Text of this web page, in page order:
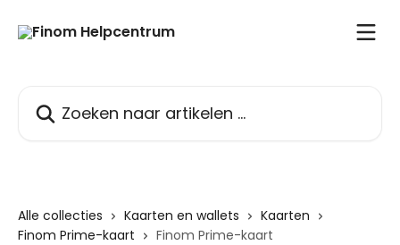
Alle collecties Kaarten en wallets
Kaarten
Finom Prime-kaart
Finom Prime-kaart